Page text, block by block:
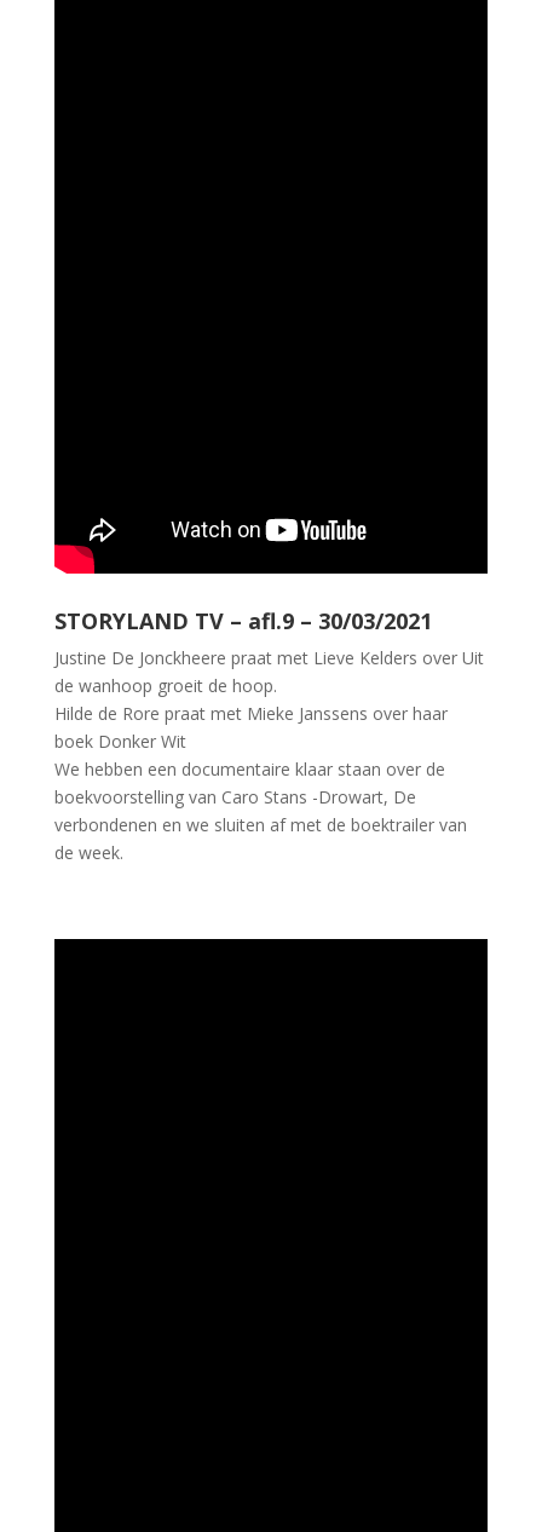
STORYLAND TV – afl.9 – 30/03/2021
Justine De Jonckheere praat met Lieve Kelders over Uit
de wanhoop groeit de hoop.
Hilde de Rore praat met Mieke Janssens over haar
boek Donker Wit
We hebben een documentaire klaar staan over de
boekvoorstelling van Caro Stans -Drowart, De
verbondenen en we sluiten af met de boektrailer van
de week.